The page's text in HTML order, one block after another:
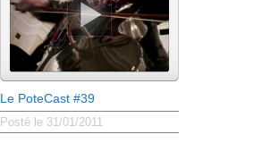
Le PoteCast #39
Posté le 31/01/2011